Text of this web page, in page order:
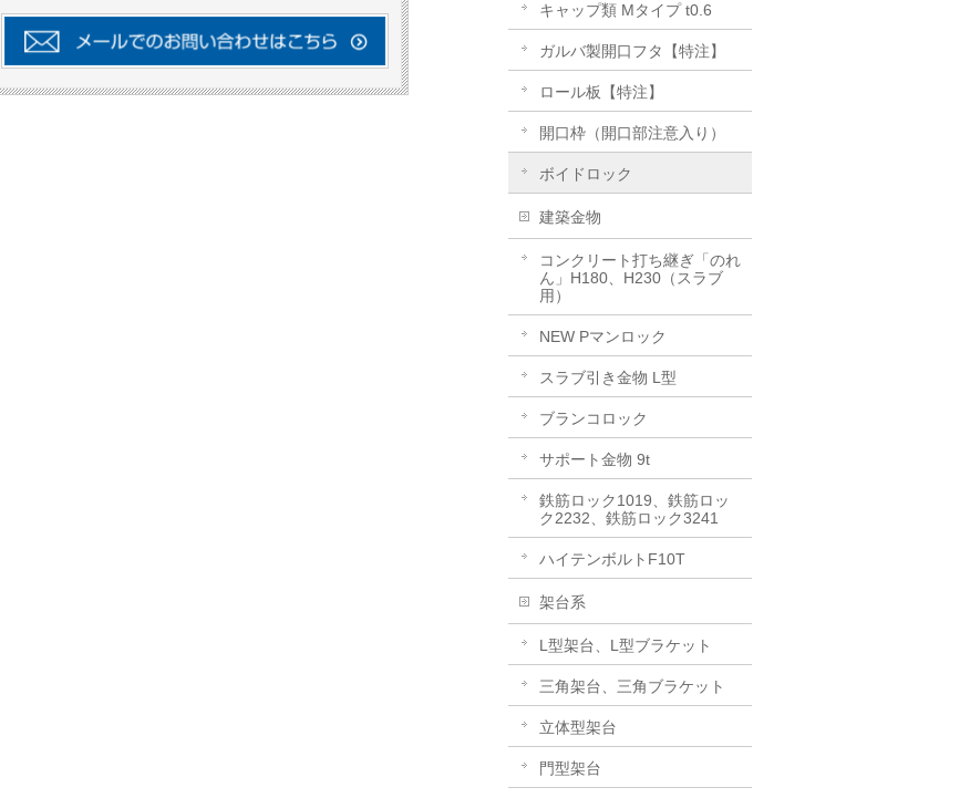
キャップ類 Mタイプ t0.6
ガルバ製開口フタ【特注】
ロール板【特注】
開口枠（開口部注意入り）
ボイドロック
建築金物
コンクリート打ち継ぎ「のれ
ん」H180、H230（スラブ
用）
NEW Pマンロック
スラブ引き金物 L型
ブランコロック
サポート金物 9t
鉄筋ロック1019、鉄筋ロッ
ク2232、鉄筋ロック3241
ハイテンボルトF10T
架台系
L型架台、L型ブラケット
三角架台、三角ブラケット
立体型架台
門型架台